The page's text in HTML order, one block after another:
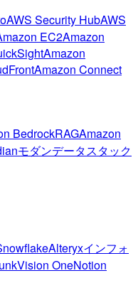
AWS Security HubAWS
EC2Amazon
Amazon
Amazon Connect
BedrockRAGAmazon
モダンデータスタック
Alteryxインフォ
Vision OneNotion